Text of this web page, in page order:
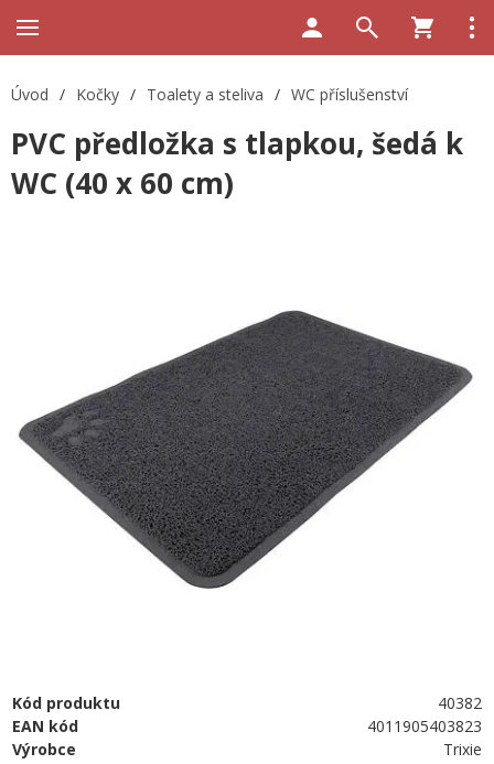
Úvod / Kočky / Toalety a steliva / WC příslušenství
PVC předložka s tlapkou, šedá k
WC (40 x 60 cm)
Kód produktu
40382
EAN kód
4011905403823
Výrobce
Trixie